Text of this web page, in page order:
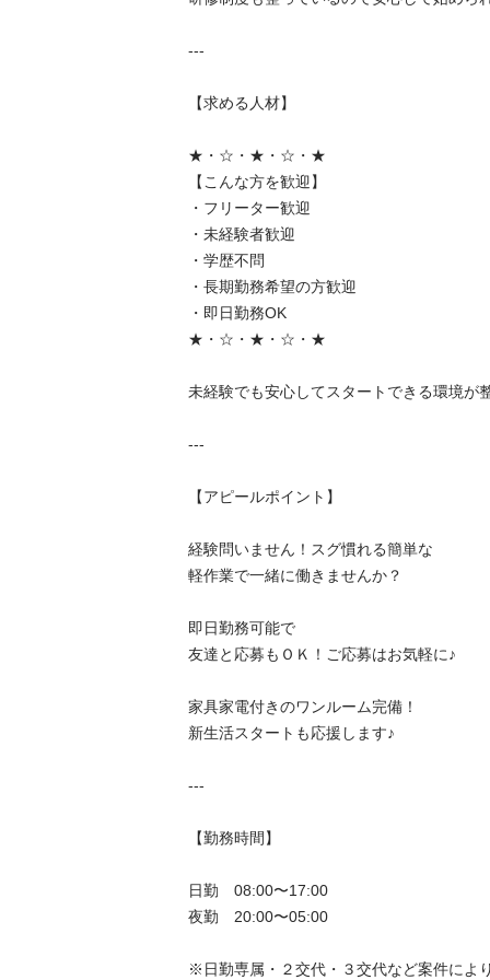
---
【求める人材】
★・☆・★・☆・★
【こんな方を歓迎】
・フリーター歓迎
・未経験者歓迎
・学歴不問
・長期勤務希望の方歓迎
・即日勤務OK
★・☆・★・☆・★
未経験でも安心してスタートできる環境が
---
【アピールポイント】
経験問いません！スグ慣れる簡単な
軽作業で一緒に働きませんか？
即日勤務可能で
友達と応募もＯＫ！ご応募はお気軽に♪
家具家電付きのワンルーム完備！
新生活スタートも応援します♪
---
【勤務時間】
日勤　08:00〜17:00
夜勤　20:00〜05:00
※日勤専属・２交代・３交代など案件によ